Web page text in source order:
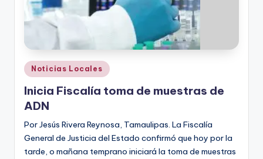
Publicado
en
Noticias Locales
Inicia Fiscalía toma de muestras de
ADN
Por Jesús Rivera Reynosa, Tamaulipas. La Fiscalía
General de Justicia del Estado confirmó que hoy por la
tarde, o mañana temprano iniciará la toma de muestras